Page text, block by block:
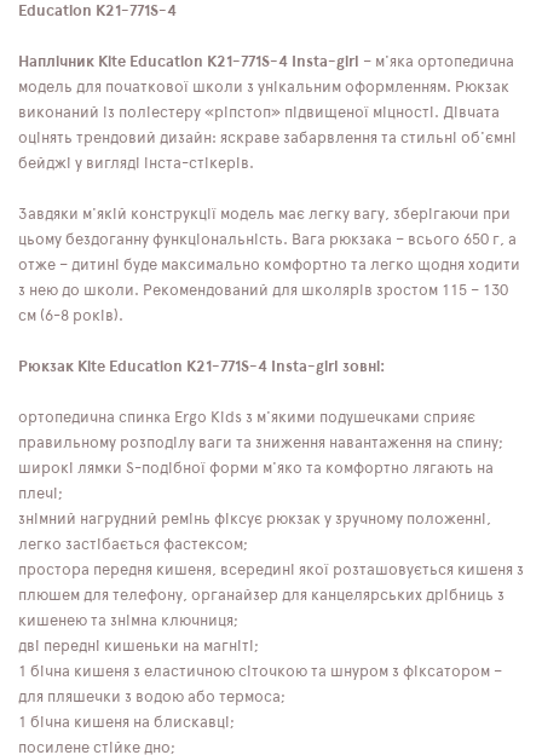
Education K21-771S-4
Наплічник Kite Education K21-771S-4 Insta-girl – м'яка ортопедична
модель для початкової школи з унікальним оформленням. Рюкзак
виконаний із поліестеру «ріпстоп» підвищеної міцності. Дівчата
оцінять трендовий дизайн: яскраве забарвлення та стильні об'ємні
бейджі у вигляді інста-стікерів.
Завдяки м'якій конструкції модель має легку вагу, зберігаючи при
цьому бездоганну функціональність. Вага рюкзака – всього 650 г, а
отже – дитині буде максимально комфортно та легко щодня ходити
з нею до школи. Рекомендований для школярів зростом 115 – 130
см (6-8 років).
Рюкзак Kite Education K21-771S-4 Insta-girl зовні:
ортопедична спинка Ergo Kids з м'якими подушечками сприяє
правильному розподілу ваги та зниження навантаження на спину;
широкі лямки S-подібної форми м'яко та комфортно лягають на
плечі;
знімний нагрудний ремінь фіксує рюкзак у зручному положенні,
легко застібається фастексом;
простора передня кишеня, всередині якої розташовується кишеня з
плюшем для телефону, органайзер для канцелярських дрібниць з
кишенею та знімна ключниця;
дві передні кишеньки на магніті;
1 бічна кишеня з еластичною сіточкою та шнуром з фіксатором –
для пляшечки з водою або термоса;
1 бічна кишеня на блискавці;
посилене стійке дно;